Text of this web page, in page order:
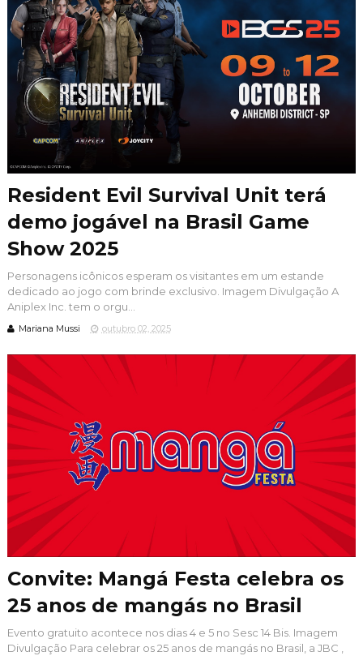
Resident Evil Survival Unit terá
demo jogável na Brasil Game
Show 2025
Personagens icônicos esperam os visitantes em um estande
dedicado ao jogo com brinde exclusivo. Imagem Divulgação A
Aniplex Inc. tem o orgu...
Mariana Mussi outubro 02, 2025
Convite: Mangá Festa celebra os
25 anos de mangás no Brasil
Evento gratuito acontece nos dias 4 e 5 no Sesc 14 Bis. Imagem
Divulgação Para celebrar os 25 anos de mangás no Brasil, a JBC ,